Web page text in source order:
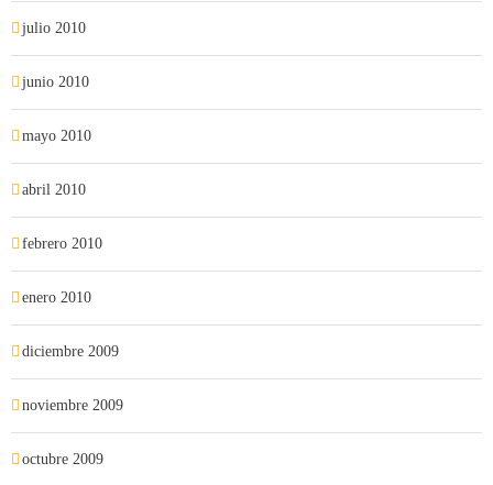
julio 2010
junio 2010
mayo 2010
abril 2010
febrero 2010
enero 2010
diciembre 2009
noviembre 2009
octubre 2009